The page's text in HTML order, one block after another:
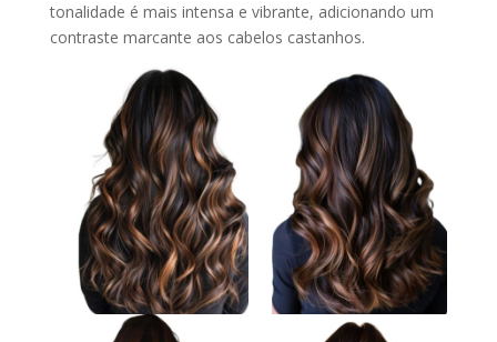
tonalidade é mais intensa e vibrante, adicionando um
contraste marcante aos cabelos castanhos.